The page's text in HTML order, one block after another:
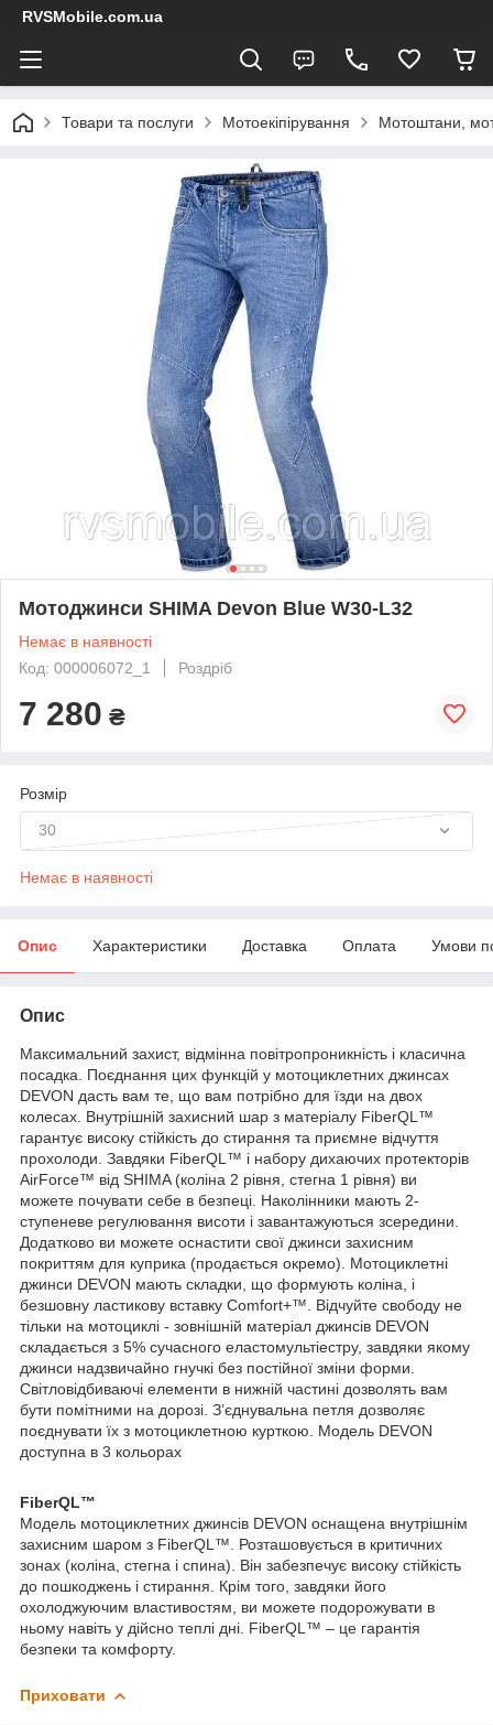
RVSMobile.com.ua
Товари та послуги Мотоекіпірування Мотоштани,
Мотоджинси SHIMA Devon Blue W30-L32
Немає в наявності
Код: 000006072_1
Роздріб
7 280 ₴
Розмір
30
Немає в наявності
Опис Характеристики Доставка Оплата Умови
Опис
Максимальний захист, відмінна повітропроникність і класична
посадка. Поєднання цих функцій у мотоциклетних джинсах
DEVON дасть вам те, що вам потрібно для їзди на двох
колесах. Внутрішній захисний шар з матеріалу FiberQL™
гарантує високу стійкість до стирання та приємне відчуття
прохолоди. Завдяки FiberQL™ і набору дихаючих протекторів
AirForce™ від SHIMA (коліна 2 рівня, стегна 1 рівня) ви
можете почувати себе в безпеці. Наколінники мають 2-
ступеневе регулювання висоти і завантажуються зсередини.
Додатково ви можете оснастити свої джинси захисним
покриттям для куприка (продається окремо). Мотоциклетні
джинси DEVON мають складки, що формують коліна, і
безшовну ластикову вставку Comfort+™. Відчуйте свободу не
тільки на мотоциклі - зовнішній матеріал джинсів DEVON
складається з 5% сучасного еластомультіестру, завдяки якому
джинси надзвичайно гнучкі без постійної зміни форми.
Світловідбиваючі елементи в нижній частині дозволять вам
бути помітними на дорозі. З’єднувальна петля дозволяє
поєднувати їх з мотоциклетною курткою. Модель DEVON
доступна в 3 кольорах
FiberQL™
Модель мотоциклетних джинсів DEVON оснащена внутрішнім
захисним шаром з FiberQL™. Розташовується в критичних
зонах (коліна, стегна і спина). Він забезпечує високу стійкість
до пошкоджень і стирання. Крім того, завдяки його
охолоджуючим властивостям, ви можете подорожувати в
ньому навіть у дійсно теплі дні. FiberQL™ – це гарантія
безпеки та комфорту.
Приховати